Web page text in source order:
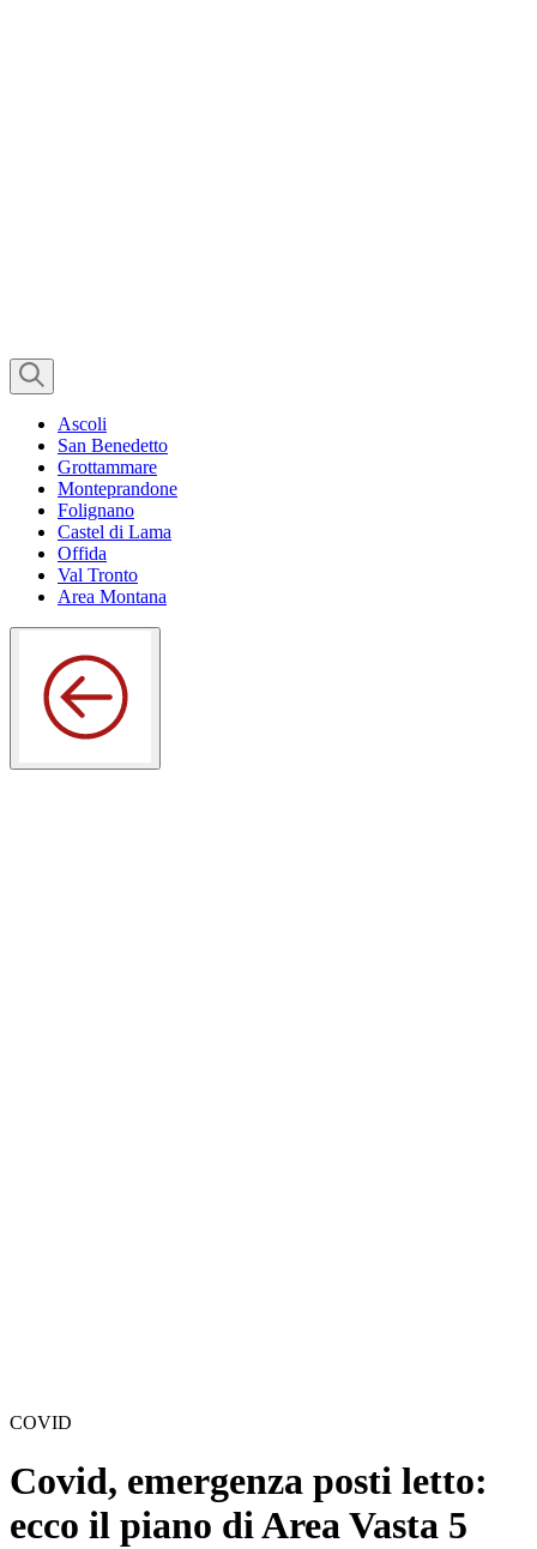
Ascoli
San Benedetto
Grottammare
Monteprandone
Folignano
Castel di Lama
Offida
Val Tronto
Area Montana
COVID
Covid, emergenza posti letto:
ecco il piano di Area Vasta 5